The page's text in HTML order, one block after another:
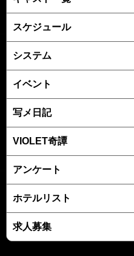
スケジュール
システム
イベント
写メ日記
VIOLET奇譚
アンケート
ホテルリスト
求人募集